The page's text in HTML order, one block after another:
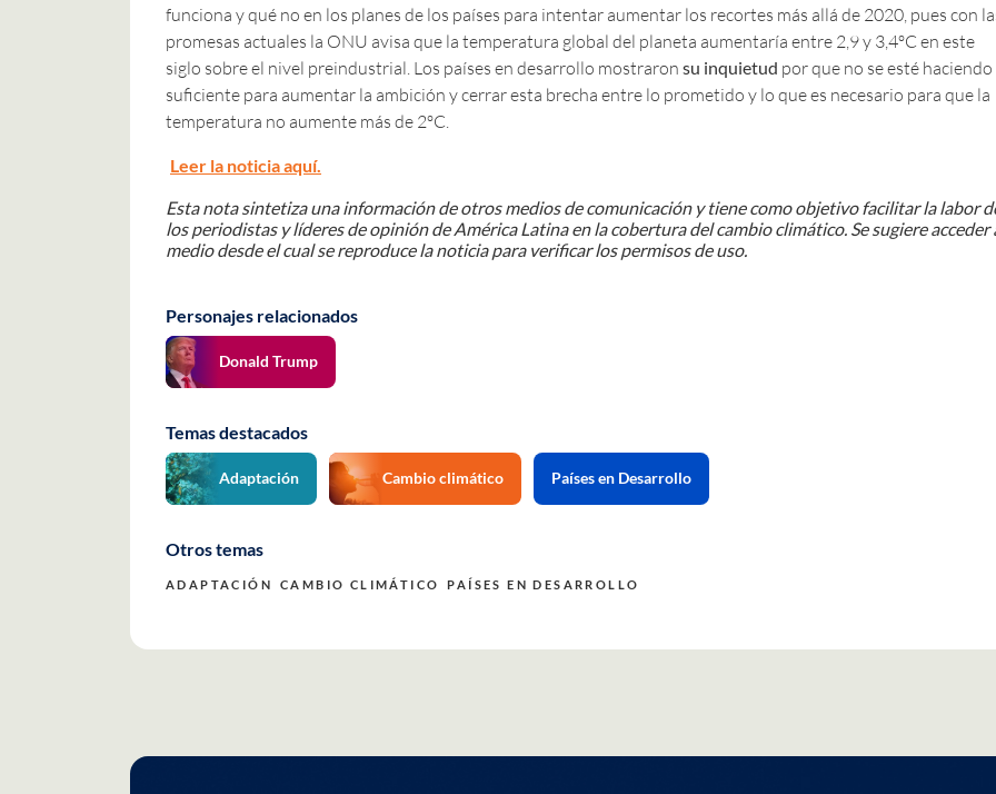
funciona y qué no en los planes de los países para intentar aumentar los recortes más allá de 2020, pues con
promesas actuales la ONU avisa que la temperatura global del planeta aumentaría entre 2,9 y 3,4ºC en este
siglo sobre el nivel preindustrial. Los países en desarrollo mostraron su inquietud por que no se esté haciendo
suficiente para aumentar la ambición y cerrar esta brecha entre lo prometido y lo que es necesario para que la
temperatura no aumente más de 2ºC.
Leer la noticia aquí.
Esta nota sintetiza una información de otros medios de comunicación y tiene como objetivo facilitar la labor
los periodistas y líderes de opinión de América Latina en la cobertura del cambio climático. Se sugiere acceder
medio desde el cual se reproduce la noticia para verificar los permisos de uso.
Personajes relacionados
Donald Trump
Temas destacados
Adaptación Cambio climático Países en Desarrollo
Otros temas
ADAPTACIÓN CAMBIO CLIMÁTICO PAÍSES EN DESARROLLO